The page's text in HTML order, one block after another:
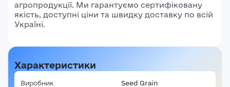
агропродукції. Ми гарантуємо сертифіковану
якість, доступні ціни та швидку доставку по всій
Україні.
Характеристики
Виробник Seed Grain